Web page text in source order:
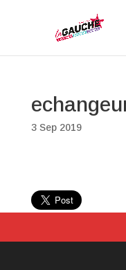
3 Sep 2019